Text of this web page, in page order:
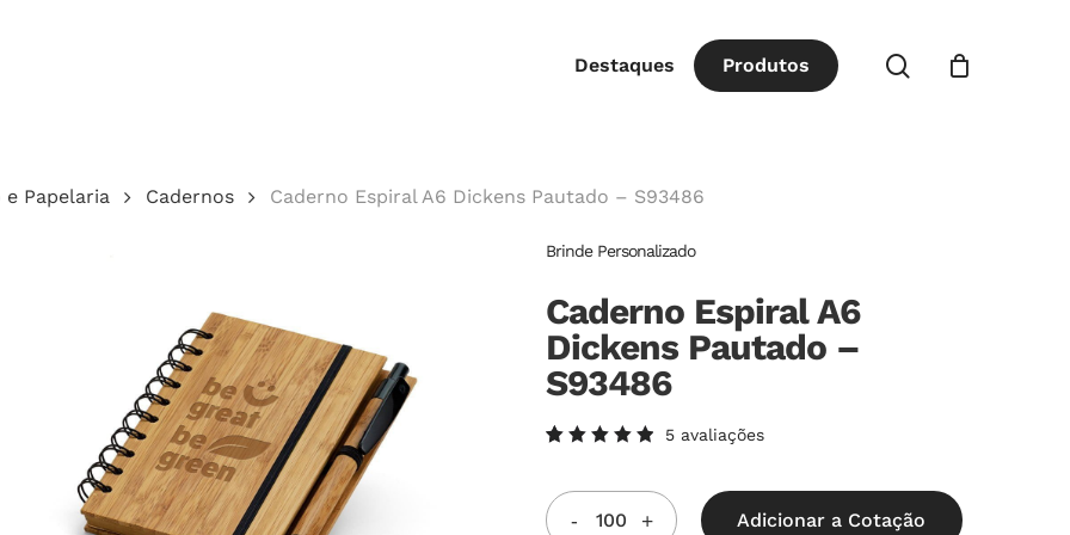
Destaques Produtos procurar
Papelaria Cadernos Caderno Espiral A6 Dickens Pautado – S93486
Brinde Personalizado
Caderno Espiral A6
Dickens Pautado –
S93486
5.00de
5, com
baseado
5avaliações
Adicionar a Cotação